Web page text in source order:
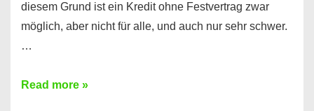
diesem Grund ist ein Kredit ohne Festvertrag zwar
möglich, aber nicht für alle, und auch nur sehr schwer.
…
Ist
Read more »